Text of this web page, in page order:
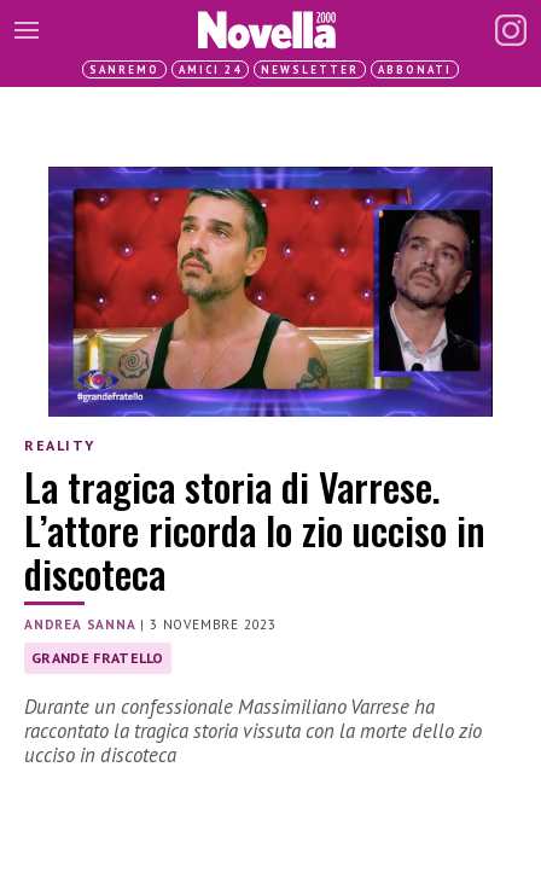
SANREMO AMICI 24 NEWSLETTER ABBONATI
REALITY
La tragica storia di Varrese.
L’attore ricorda lo zio ucciso in
discoteca
ANDREA SANNA |3 NOVEMBRE 2023
GRANDE FRATELLO
Durante un confessionale Massimiliano Varrese ha
raccontato la tragica storia vissuta con la morte dello zio
ucciso in discoteca